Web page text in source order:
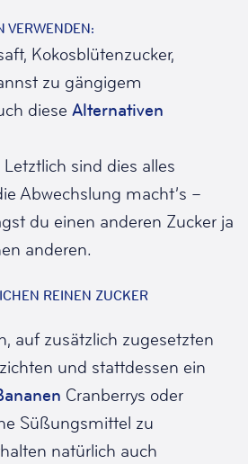
VERWENDEN:
Kokosblütenzucker,
zu gängigem
diese Alternativen
Letztlich sind dies alles
Abwechslung macht’s –
du einen anderen Zucker ja
anderen.
REINEN ZUCKER
auf zusätzlich zugesetzten
und stattdessen ein
Cranberrys oder
Süßungsmittel zu
natürlich auch